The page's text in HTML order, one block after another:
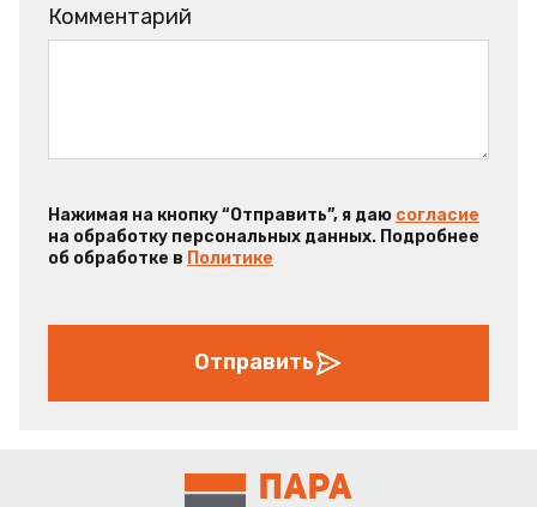
Комментарий
Нажимая на кнопку “Отправить”, я даю согласие
на обработку персональных данных. Подробнее
об обработке в Политике
Отправить